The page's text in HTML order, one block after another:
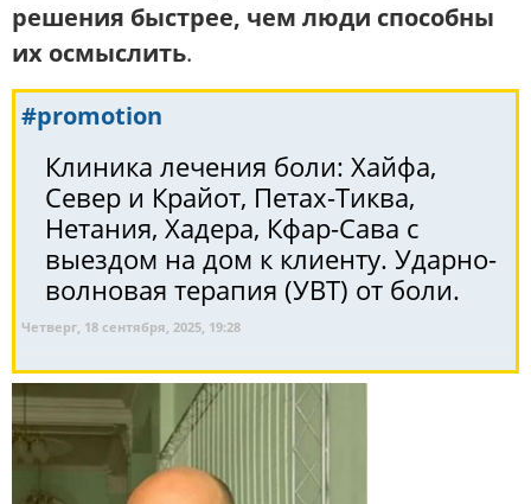
решения быстрее, чем люди способны
их осмыслить.
#promotion
Клиника лечения боли: Хайфа,
Север и Крайот, Петах-Тиква,
Нетания, Хадера, Кфар-Сава с
выездом на дом к клиенту. Ударно-
волновая терапия (УВТ) от боли.
Четверг, 18 сентября, 2025, 19:28